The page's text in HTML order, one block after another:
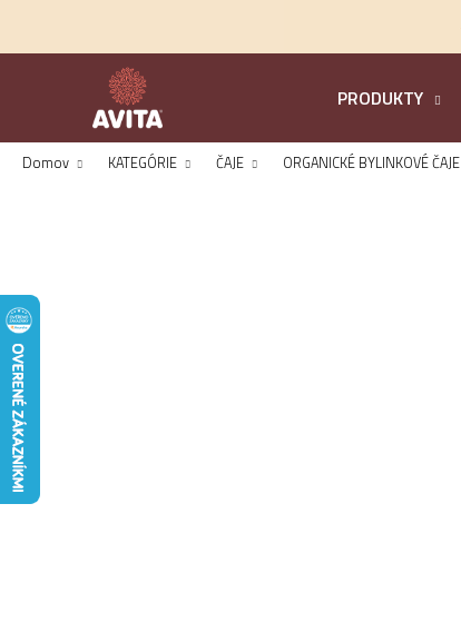
obsah
PRODUKTY
Domov KATEGÓRIE ČAJE ORGANICKÉ BYLINKOVÉ ČAJE
Späť
obchodu